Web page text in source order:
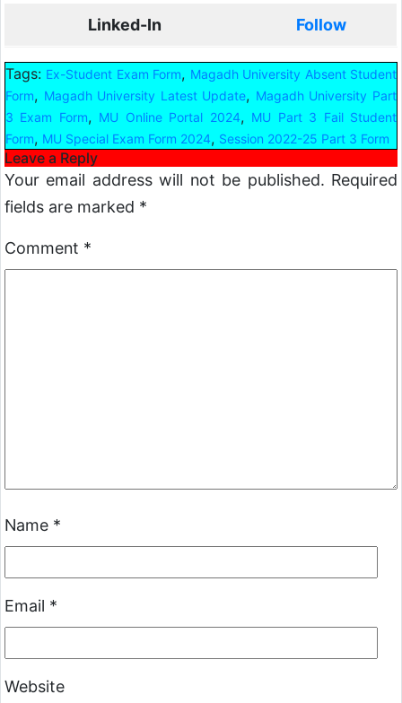
Linked-In Follow
Tags: Ex-Student Exam Form, Magadh University Absent Student
Form, Magadh University Latest Update, Magadh University Part
3 Exam Form, MU Online Portal 2024, MU Part 3 Fail Student
Form, MU Special Exam Form 2024, Session 2022-25 Part 3 Form
Leave a Reply
Your email address will not be published. Required
fields are marked *
Comment *
Name *
Email *
Website